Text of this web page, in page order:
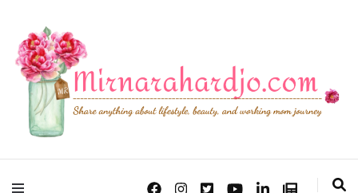
Mirna Rahardjo
Lifestyle, Beauty & Working Mom Journey